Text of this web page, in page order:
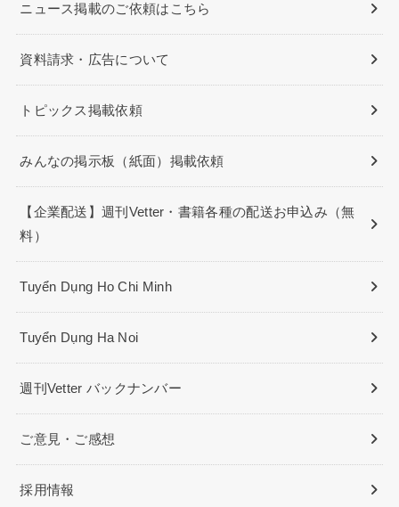
ニュース掲載のご依頼はこちら
資料請求・広告について
トピックス掲載依頼
みんなの掲示板（紙面）掲載依頼
【企業配送】週刊Vetter・書籍各種の配送お申込み（無
料）
Tuyển Dụng Ho Chi Minh
Tuyển Dụng Ha Noi
週刊Vetter バックナンバー
ご意見・ご感想
採用情報